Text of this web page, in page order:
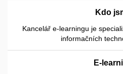
Kdo
Kancelář e-learningu je
informačních
E-